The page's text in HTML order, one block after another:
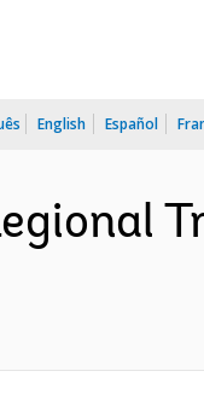
English Español